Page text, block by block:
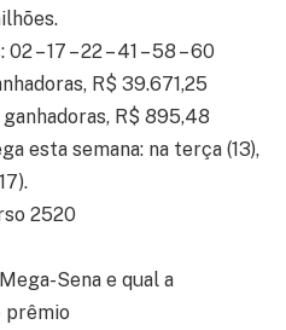
– 17 – 22 – 41 – 58 – 60
R$ 39.671,25
R$ 895,48
esta semana: na terça (13),
2520
Sena e qual a
prêmio